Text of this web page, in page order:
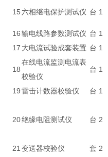
15六相继电保护测试仪 台 1
16输电线路参数测试仪 台 1
17 大电流试验成套装置 台 1
18
在线电流监测电流表
校验仪
台 1
19雷击计数器校验仪 台 1
20绝缘电阻测试仪 台 2
21变送器校验仪 套 2